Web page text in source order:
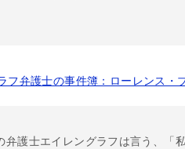
フ弁護士の事件簿：ローレンス・
弁護士エイレングラフは言う、「